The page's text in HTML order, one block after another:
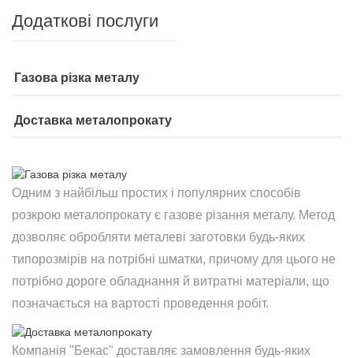
Додаткові послуги
Газова різка металу
Доставка металопрокату
Одним з найбільш простих і популярних способів
розкрою металопрокату є газове різання металу. Метод
дозволяє обробляти металеві заготовки будь-яких
типорозмірів на потрібні шматки, причому для цього не
потрібно дороге обладнання й витратні матеріали, що
позначається на вартості проведення робіт.
Компанія "Бекас" доставляє замовлення будь-яких